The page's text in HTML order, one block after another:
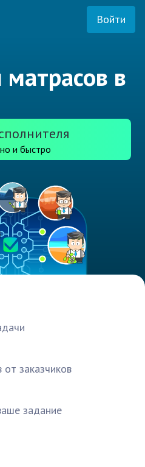
Войти
в
и быстро
заказчиков
задание